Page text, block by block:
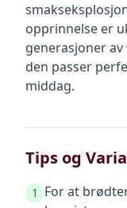
opprinnelse er
generasjoner
den passer
middag.
Tips og
1
For at